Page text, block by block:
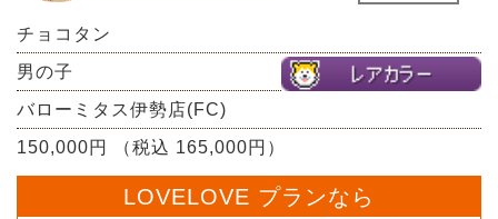
チョコタン
男の子
バローミタス伊勢店(FC)
150,000円 （税込 165,000円）
LOVELOVE プランなら